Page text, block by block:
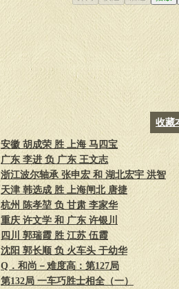
收藏
安徽 胡成荣 胜 上海 马四宝
广东 李进 负 广东 王文志
浙江波尔轴承 张申宏 和 湖北宏宇 洪智
天津 韩选成 胜 上海闸北 唐捷
杭州 陈孝堃 负 甘肃 李家华
重庆 许文学 和 广东 许银川
四川 郭瑞霞 胜 江苏 伍霞
沈阳 郭长顺 负 火车头 于幼华
Q．和尚－难度高：第127局
第132局 一车巧胜士相全（一）